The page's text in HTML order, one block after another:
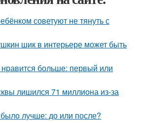
советуют не тянуть с
шик в интерьере может быть
больше: первый или
лишился 71 миллиона из-за
лучше: до или после?